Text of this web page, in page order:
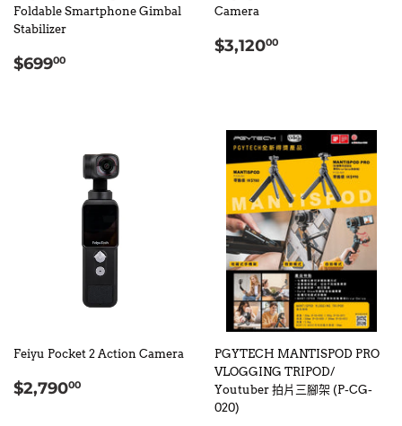
Foldable Smartphone Gimbal
Stabilizer
定
$69900
Camera
定
$3,12000
Feiyu Pocket 2 Action Camera
定
$2,79000
PGYTECH MANTISPOD PRO
VLOGGING TRIPOD/
Youtuber 拍片三腳架 (P-CG-
020)